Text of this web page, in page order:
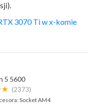
3070 Ti w x-komie
5 5600
(2373)
Socket AM4